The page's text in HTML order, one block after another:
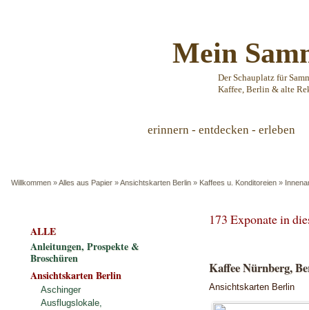
Mein
Der Schauplatz für
Kaffee, Berlin & alte
erinnern - entdecken - erleben
Willkommen »Alles aus Papier »Ansichtskarten Berlin » Kaffees u. Konditoreien »
173 Exponate in
Kaffee Nürnberg,
Ansichtskarten Berlin
ALLE
Anleitungen, Prospekte &
Broschüren
Ansichtskarten Berlin
Aschinger
Ausflugslokale,